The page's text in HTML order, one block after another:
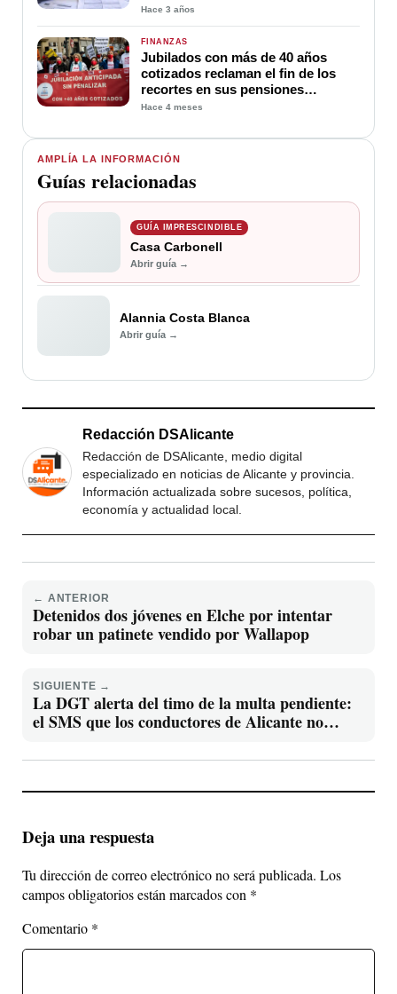
AMPLÍA LA INFORMACIÓN
Guías relacionadas
GUÍA IMPRESCINDIBLE
Casa Carbonell
Abrir guía →
Alannia Costa Blanca
Abrir guía →
Hace 3 años
FINANZAS
Jubilados con más de 40 años
cotizados reclaman el fin de los
recortes en sus pensiones
anticipadas
Hace 4 meses
Redacción DSAlicante
Redacción de DSAlicante, medio digital
especializado en noticias de Alicante y provincia.
Información actualizada sobre sucesos, política,
economía y actualidad local.
← ANTERIOR
Detenidos dos jóvenes en Elche por intentar
robar un patinete vendido por Wallapop
SIGUIENTE →
La DGT alerta del timo de la multa pendiente:
el SMS que los conductores de Alicante no
Deja una respuesta
Tu dirección de correo electrónico no será publicada. Los
campos obligatorios están marcados con *
Comentario *